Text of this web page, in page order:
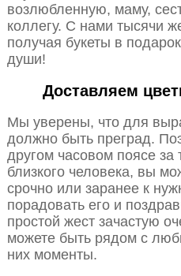
возлюбленную, маму,
коллегу. С нами тысячи
получая букеты в
души!
Доставляем
Мы уверены, что для
должно быть преград.
другом часовом поясе за
близкого человека, вы
срочно или заранее к
порадовать его и
простой жест зачастую
можете быть рядом с
них моменты.